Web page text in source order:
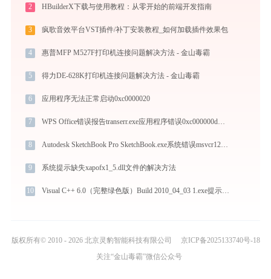
2 HBuilderX下载与使用教程：从零开始的前端开发指南
3 疯歌音效平台VST插件/补丁安装教程_如何加载插件效果包
4 惠普MFP M527F打印机连接问题解决方法 - 金山毒霸
5 得力DE-628K打印机连接问题解决方法 - 金山毒霸
6 应用程序无法正常启动0xc0000020
7 WPS Office错误报告transerr.exe应用程序错误0xc000000d解决方法
8 Autodesk SketchBook Pro SketchBook.exe系统错误msvcr120.dll丢失如何解决
9 系统提示缺失xapofx1_5.dll文件的解决方法
10 Visual C++ 6.0（完整绿色版）Build 2010_04_03 1.exe提示缺少lua5.1.dll文件的解决办法
版权所有© 2010 - 2026 北京灵豹智能科技有限公司
京ICP备2025133740号-18
关注“金山毒霸”微信公众号